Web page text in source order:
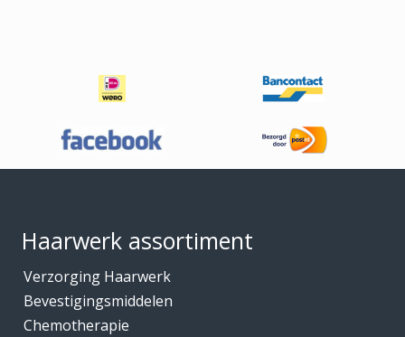
Haarwerk assortiment
Verzorging Haarwerk
Bevestigingsmiddelen
Chemotherapie